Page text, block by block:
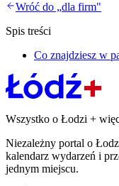
Wróć do „dla firm"
Spis treści
Co znajdziesz w
Wszystko o Łodzi +
Niezależny portal o
kalendarz wydarzeń i
jednym miejscu.